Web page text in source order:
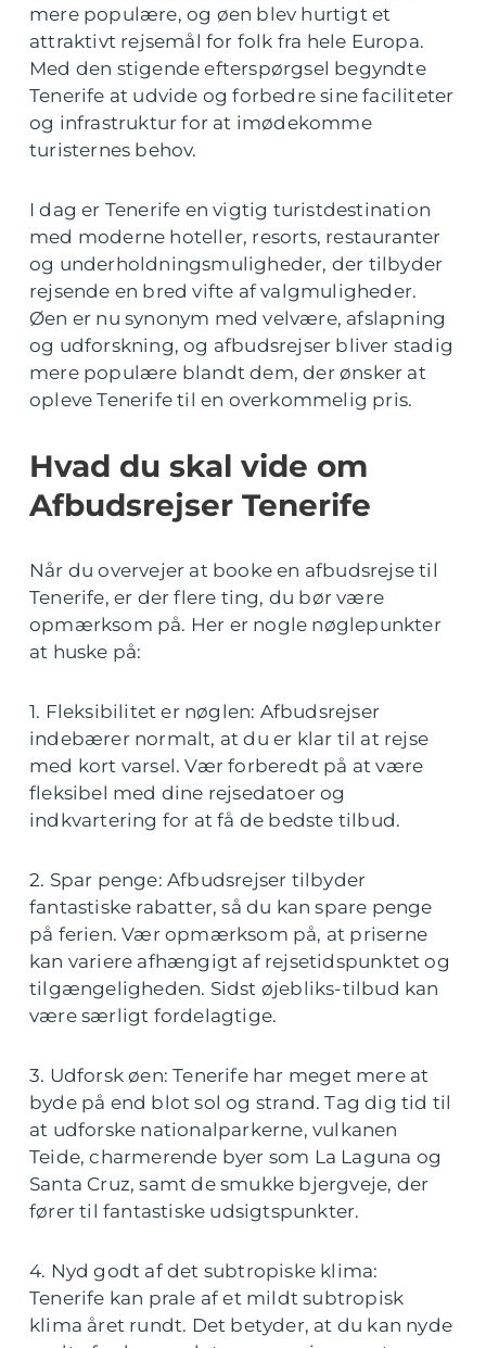
mere populære, og øen blev hurtigt et
attraktivt rejsemål for folk fra hele Europa.
Med den stigende efterspørgsel begyndte
Tenerife at udvide og forbedre sine faciliteter
og infrastruktur for at imødekomme
turisternes behov.
I dag er Tenerife en vigtig turistdestination
med moderne hoteller, resorts, restauranter
og underholdningsmuligheder, der tilbyder
rejsende en bred vifte af valgmuligheder.
Øen er nu synonym med velvære, afslapning
og udforskning, og afbudsrejser bliver stadig
mere populære blandt dem, der ønsker at
opleve Tenerife til en overkommelig pris.
Hvad du skal vide om
Afbudsrejser Tenerife
Når du overvejer at booke en afbudsrejse til
Tenerife, er der flere ting, du bør være
opmærksom på. Her er nogle nøglepunkter
at huske på:
1. Fleksibilitet er nøglen: Afbudsrejser
indebærer normalt, at du er klar til at rejse
med kort varsel. Vær forberedt på at være
fleksibel med dine rejsedatoer og
indkvartering for at få de bedste tilbud.
2. Spar penge: Afbudsrejser tilbyder
fantastiske rabatter, så du kan spare penge
på ferien. Vær opmærksom på, at priserne
kan variere afhængigt af rejsetidspunktet og
tilgængeligheden. Sidst øjebliks-tilbud kan
være særligt fordelagtige.
3. Udforsk øen: Tenerife har meget mere at
byde på end blot sol og strand. Tag dig tid til
at udforske nationalparkerne, vulkanen
Teide, charmerende byer som La Laguna og
Santa Cruz, samt de smukke bjergveje, der
fører til fantastiske udsigtspunkter.
4. Nyd godt af det subtropiske klima:
Tenerife kan prale af et mildt subtropisk
klima året rundt. Det betyder, at du kan nyde